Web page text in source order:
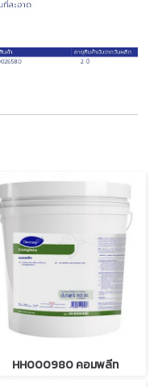
HH000980 คอมพลีท